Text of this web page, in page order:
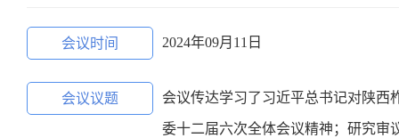
会议时间 2024年09月11日
会议议题 会议传达学习了习近平总书记对陕西
委十二届六次全体会议精神；研究审